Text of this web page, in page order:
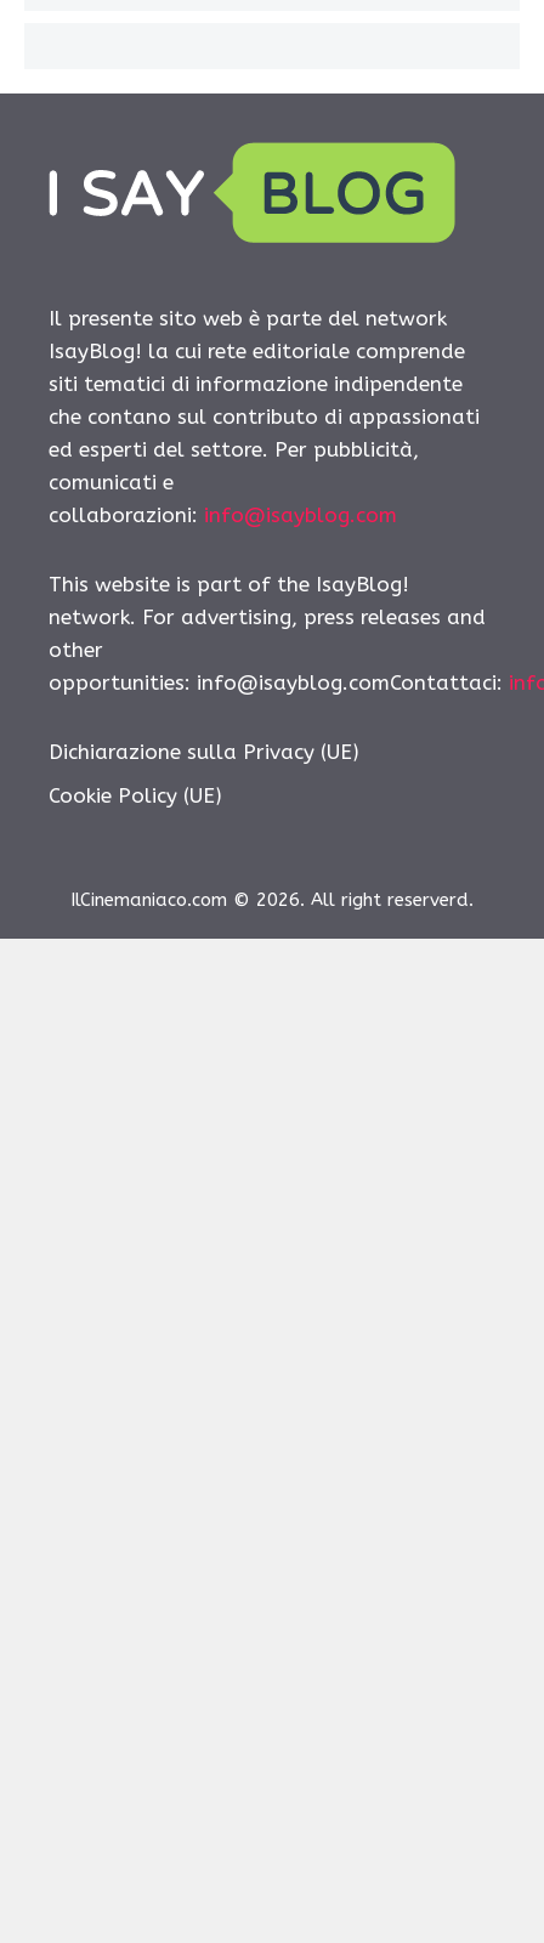
Il presente sito web è parte del network
IsayBlog! la cui rete editoriale comprende
siti tematici di informazione indipendente
che contano sul contributo di appassionati
ed esperti del settore. Per pubblicità,
comunicati e
collaborazioni: info@isayblog.com
This website is part of the IsayBlog!
network. For advertising, press releases and
other
opportunities: info@isayblog.comContattaci:
Dichiarazione sulla Privacy (UE)
Cookie Policy (UE)
IlCinemaniaco.com © 2026. All right reserverd.